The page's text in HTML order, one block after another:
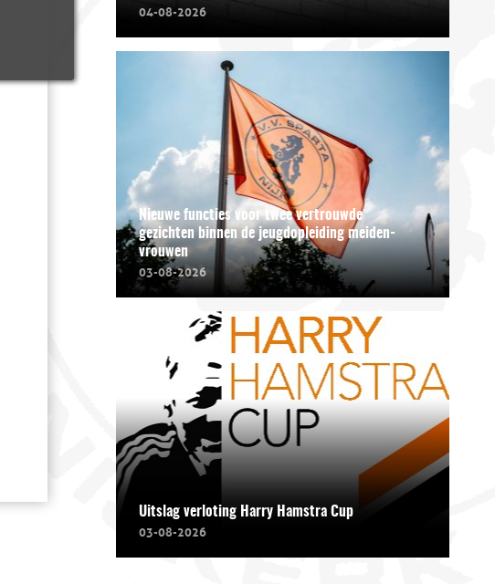
04-08-2026
Nieuwe functies voor twee vertrouwde
gezichten binnen de jeugdopleiding meiden-
vrouwen
03-08-2026
Uitslag verloting Harry Hamstra Cup
03-08-2026